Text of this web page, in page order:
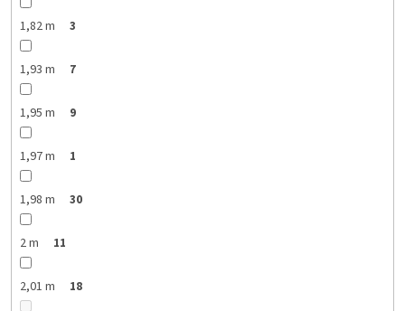
1,82 m 3
1,93 m 7
1,95 m 9
1,97 m 1
1,98 m 30
2 m 11
2,01 m 18